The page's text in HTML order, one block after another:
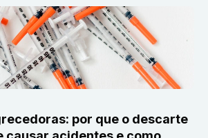
por que o descarte